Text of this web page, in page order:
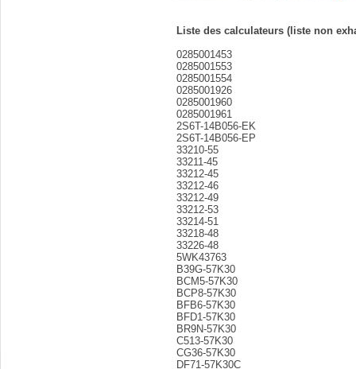
Liste des calculateurs (liste non
0285001453
0285001553
0285001554
0285001926
0285001960
0285001961
2S6T-14B056-EK
2S6T-14B056-EP
33210-55
33211-45
33212-45
33212-46
33212-49
33212-53
33214-51
33218-48
33226-48
5WK43763
B39G-57K30
BCM5-57K30
BCP8-57K30
BFB6-57K30
BFD1-57K30
BR9N-57K30
C513-57K30
CG36-57K30
DF71-57K30C